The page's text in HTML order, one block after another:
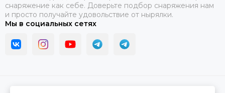
снаряжение как себе. Доверьте подбор снаряжения нам
и просто получайте удовольствие от нырялки.
Мы в социальных сетях